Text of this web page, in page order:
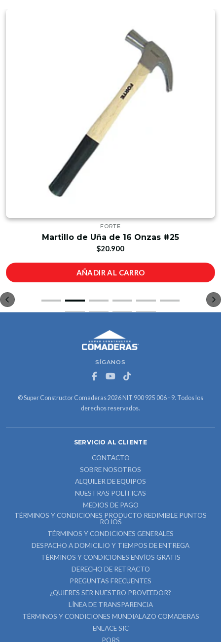
FORTE
Martillo de Uña de 16 Onzas #25
$20.900
AÑADIR AL CARRO
SÍGANOS
© Super Constructor Comaderas 2026 NIT 900 925 006 - 9. Todos los
derechos reservados.
SERVICIO AL CLIENTE
CONTACTO
SOBRE NOSOTROS
ALQUILER DE EQUIPOS
NUESTRAS POLÍTICAS
MEDIOS DE PAGO
TÉRMINOS Y CONDICIONES PRODUCTO REDIMIBLE PUNTOS
ROJOS
TÉRMINOS Y CONDICIONES GENERALES
DESPACHO A DOMICILIO Y TIEMPOS DE ENTREGA
TÉRMINOS Y CONDICIONES ENVÍOS GRATIS
DERECHO DE RETRACTO
PREGUNTAS FRECUENTES
¿QUIERES SER NUESTRO PROVEEDOR?
LÍNEA DE TRANSPARENCIA
TÉRMINOS Y CONDICIONES MUNDIALAZO COMADERAS
ENLACE SIC
PQRS